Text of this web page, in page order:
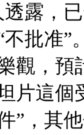
露，
批准”
觀，預
片這個
”，其